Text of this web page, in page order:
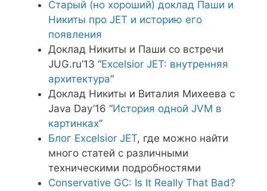
Старый (но хороший) доклад Паши и
Никиты про JET и историю его
появления
Доклад Никиты и Паши со встречи
JUG.ru’13 “Excelsior JET: внутренняя
архитектура”
Доклад Никиты и Виталия Михеева с
Java Day’16 “История одной JVM в
картинках”
Блог Excelsior JET, где можно найти
много статей с различными
техническими подробностями
Conservative GC: Is It Really That Bad?